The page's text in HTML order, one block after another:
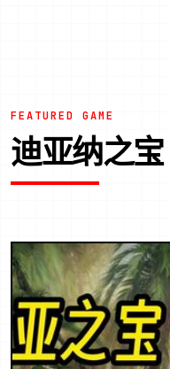
FEATURED GAME
迪亚纳之宝